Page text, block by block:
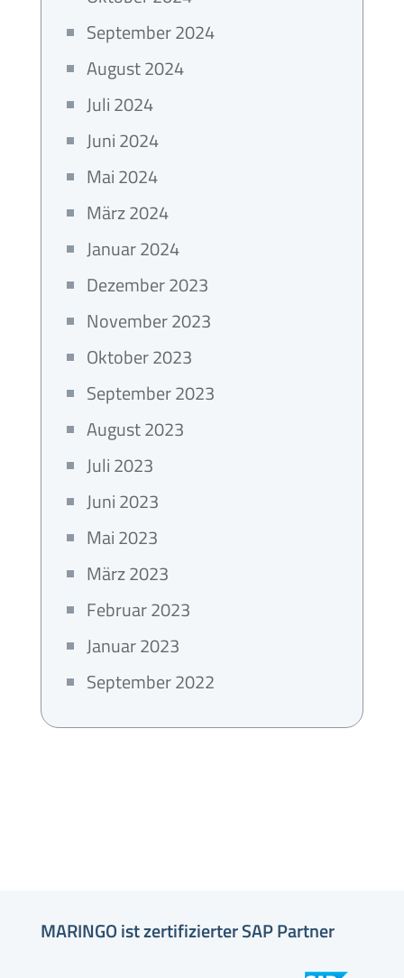
September 2024
August 2024
Juli 2024
Juni 2024
Mai 2024
März 2024
Januar 2024
Dezember 2023
November 2023
Oktober 2023
September 2023
August 2023
Juli 2023
Juni 2023
Mai 2023
März 2023
Februar 2023
Januar 2023
September 2022
MARINGO ist zertifizierter SAP Partner